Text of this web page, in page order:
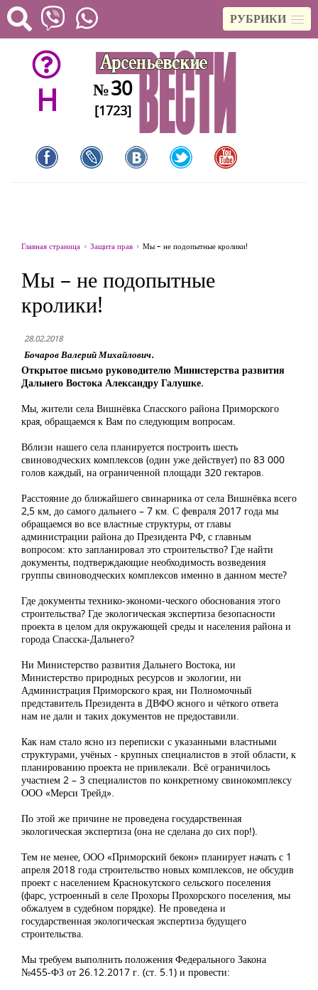
РУБРИКИ
H №30
[1723]
Главная страница Защита прав Мы – не подопытные кролики!
Мы – не подопытные
кролики!
28.02.2018
Бочаров Валерий Михайлович.
Открытое письмо руководителю Министерства развития
Дальнего Востока Александру Галушке.
Мы, жители села Вишнёвка Спасского района Приморского
края, обращаемся к Вам по следующим вопросам.
Вблизи нашего села планируется построить шесть
свиноводческих комплексов (один уже действует) по 83 000
голов каждый, на ограниченной площади 320 гектаров.
Расстояние до ближайшего свинарника от села Вишнёвка всего
2,5 км, до самого дальнего – 7 км. С февраля 2017 года мы
обращаемся во все властные структуры, от главы
администрации района до Президента РФ, с главным
вопросом: кто запланировал это строительство? Где найти
документы, подтверждающие необходимость возведения
группы свиноводческих комплексов именно в данном месте?
Где документы технико-экономи-ческого обоснования этого
строительства? Где экологическая экспертиза безопасности
проекта в целом для окружающей среды и населения района и
города Спасска-Дальнего?
Ни Министерство развития Дальнего Востока, ни
Министерство природных ресурсов и экологии, ни
Администрация Приморского края, ни Полномочный
представитель Президента в ДВФО ясного и чёткого ответа
нам не дали и таких документов не предоставили.
Как нам стало ясно из переписки с указанными властными
структурами, учёных - крупных специалистов в этой области, к
планированию проекта не привлекали. Всё ограничилось
участием 2 – 3 специалистов по конкретному свинокомплексу
ООО «Мерси Трейд».
По этой же причине не проведена государственная
экологическая экспертиза (она не сделана до сих пор!).
Тем не менее, ООО «Приморский бекон» планирует начать с 1
апреля 2018 года строительство новых комплексов, не обсудив
проект с населением Краснокутского сельского поселения
(фарс, устроенный в селе Прохоры Прохорского поселения, мы
обжалуем в судебном порядке). Не проведена и
государственная экологическая экспертиза будущего
строительства.
Мы требуем выполнить положения Федерального Закона
№455-ФЗ от 26.12.2017 г. (ст. 5.1) и провести: